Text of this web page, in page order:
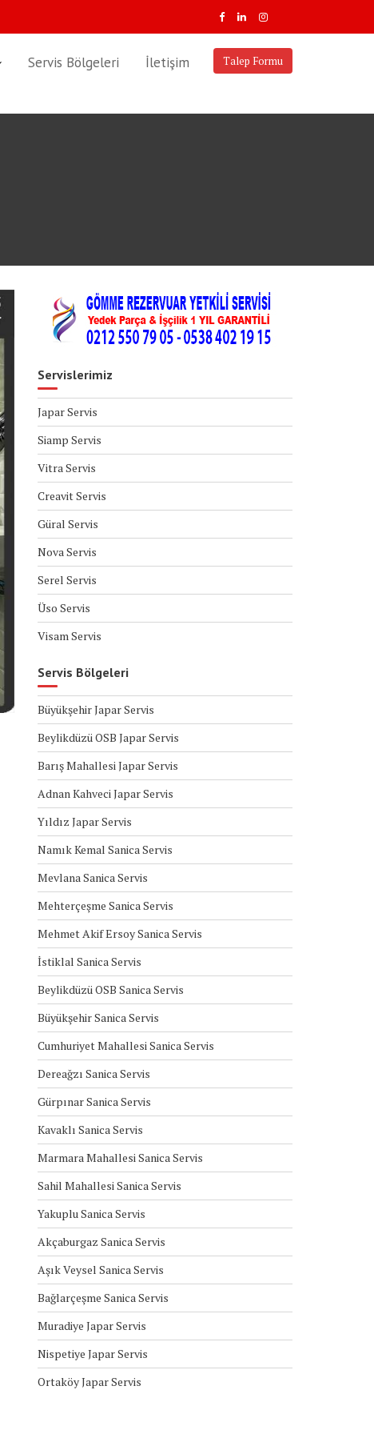
Talep Formu
Servis Bölgeleri İletişim
Servislerimiz
Japar Servis
Siamp Servis
Vitra Servis
Creavit Servis
Güral Servis
Nova Servis
Serel Servis
Üso Servis
Visam Servis
Servis Bölgeleri
Büyükşehir Japar Servis
Beylikdüzü OSB Japar Servis
Barış Mahallesi Japar Servis
Adnan Kahveci Japar Servis
Yıldız Japar Servis
Namık Kemal Sanica Servis
Mevlana Sanica Servis
Mehterçeşme Sanica Servis
Mehmet Akif Ersoy Sanica Servis
İstiklal Sanica Servis
Beylikdüzü OSB Sanica Servis
Büyükşehir Sanica Servis
Cumhuriyet Mahallesi Sanica Servis
Dereağzı Sanica Servis
Gürpınar Sanica Servis
Kavaklı Sanica Servis
Marmara Mahallesi Sanica Servis
Sahil Mahallesi Sanica Servis
Yakuplu Sanica Servis
Akçaburgaz Sanica Servis
Aşık Veysel Sanica Servis
Bağlarçeşme Sanica Servis
Muradiye Japar Servis
Nispetiye Japar Servis
Ortaköy Japar Servis